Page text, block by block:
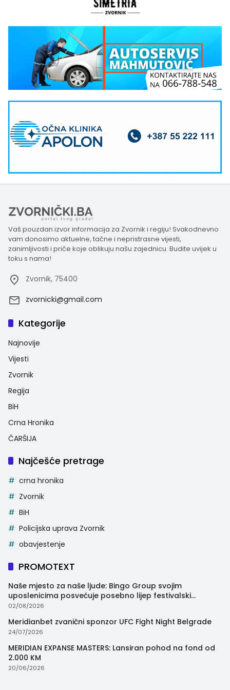
Vaš pouzdan izvor informacija za Zvornik i regiju! Svakodnevno
vam donosimo aktuelne, tačne i nepristrasne vijesti,
zanimljivosti i priče koje oblikuju našu zajednicu. Budite uvijek u
toku s nama!
Zvornik, 75400
zvornicki@gmail.com
Kategorije
Najnovije
Vijesti
Zvornik
Regija
BiH
Crna Hronika
ČARŠIJA
Najčešće pretrage
crna hronika
Zvornik
BiH
Policijska uprava Zvornik
obavjestenje
PROMOTEXT
Naše mjesto za naše ljude: Bingo Group svojim
uposlenicima posvećuje posebno lijep festivalski
trenutak
02/08/2026
Meridianbet zvanični sponzor UFC Fight Night Belgrade
24/07/2026
MERIDIAN EXPANSE MASTERS: Lansiran pohod na fond od
2.000 KM
20/06/2026